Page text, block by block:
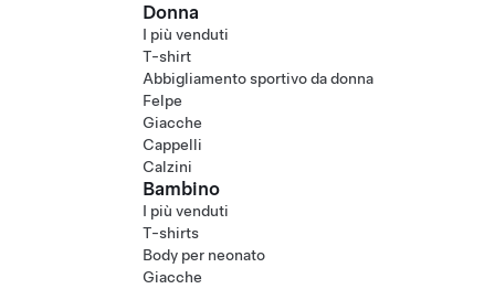
Donna
I più venduti
T-shirt
Abbigliamento sportivo da donna
Felpe
Giacche
Cappelli
Calzini
Bambino
I più venduti
T-shirts
Body per neonato
Giacche